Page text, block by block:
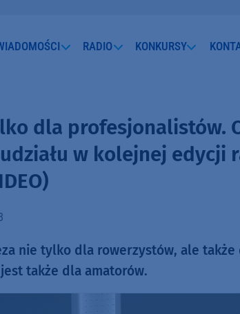
RADIO KONKURSY
dla profesjonalistów.
w kolejnej edycji
nie tylko dla rowerzystów, ale także
także dla amatorów.